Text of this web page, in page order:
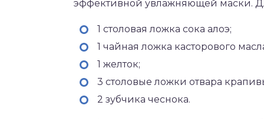
эффективной увлажняющей маски.
1 столовая ложка сока алоэ;
1 чайная ложка касторового
1 желток;
3 столовые ложки отвара
2 зубчика чеснока.